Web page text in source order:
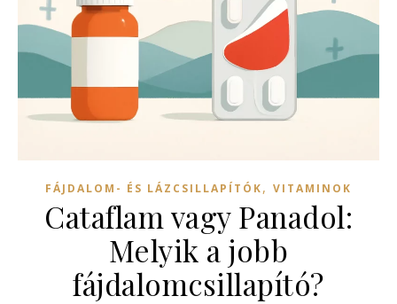
FÁJDALOM- ÉS LÁZCSILLAPÍTÓK, VITAMINOK
Cataflam vagy Panadol:
Melyik a jobb
fájdalomcsillapító?